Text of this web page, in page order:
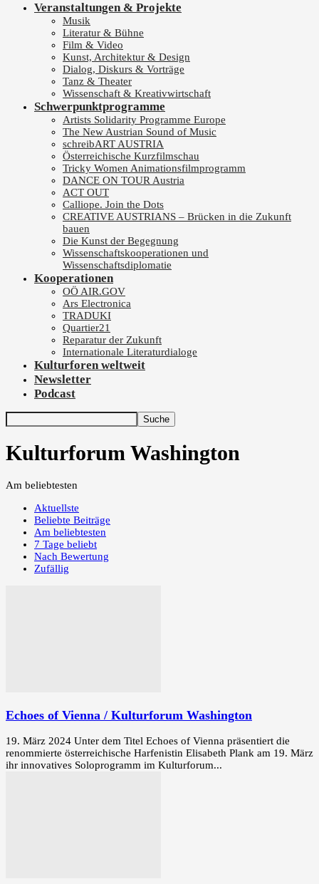
Veranstaltungen & Projekte
Musik
Literatur & Bühne
Film & Video
Kunst, Architektur & Design
Dialog, Diskurs & Vorträge
Tanz & Theater
Wissenschaft & Kreativwirtschaft
Schwerpunktprogramme
Artists Solidarity Programme Europe
The New Austrian Sound of Music
schreibART AUSTRIA
Österreichische Kurzfilmschau
Tricky Women Animationsfilmprogramm
DANCE ON TOUR Austria
ACT OUT
Calliope. Join the Dots
CREATIVE AUSTRIANS – Brücken in die Zukunft
bauen
Die Kunst der Begegnung
Wissenschaftskooperationen und
Wissenschaftsdiplomatie
Kooperationen
OÖ AIR.GOV
Ars Electronica
TRADUKI
Quartier21
Reparatur der Zukunft
Internationale Literaturdialoge
Kulturforen weltweit
Newsletter
Podcast
Kulturforum Washington
Am beliebtesten
Aktuellste
Beliebte Beiträge
Am beliebtesten
7 Tage beliebt
Nach Bewertung
Zufällig
Echoes of Vienna / Kulturforum Washington
19. März 2024 Unter dem Titel Echoes of Vienna präsentiert die
renommierte österreichische Harfenistin Elisabeth Plank am 19. März
ihr innovatives Soloprogramm im Kulturforum...